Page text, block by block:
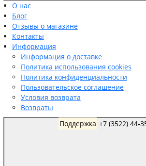
О нас
Блог
Отзывы о магазине
Контакты
Информация
Информация о доставке
Политика использования cookies
Политика конфиденциальности
Пользовательское соглашение
Условия возврата
Возвраты
Поддержка